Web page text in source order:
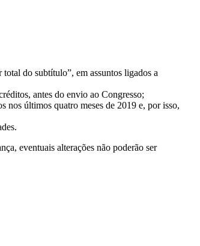
do subtítulo”, em assuntos ligados a
antes do envio ao Congresso;
nos últimos quatro meses de 2019 e, por isso,
eventuais alterações não poderão ser